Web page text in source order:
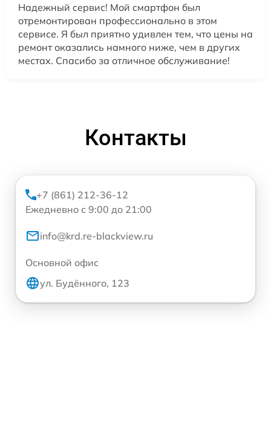
Надежный сервис! Мой смартфон был
отремонтирован профессионально в этом
сервисе. Я был приятно удивлен тем, что цены на
ремонт оказались намного ниже, чем в других
местах. Спасибо за отличное обслуживание!
Контакты
+7 (861) 212-36-12
Ежедневно с 9:00 до 21:00
info@krd.re-blackview.ru
Основной офис
ул. Будённого, 123